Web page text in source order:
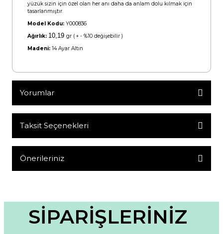
yüzük sizin için özel olan her anı daha da anlam dolu kılmak için
tasarlanmıştır.
Model Kodu: Y000836
Ağırlık: 10,19 gr ( + - %10 değişebilir )
Madeni: 14 Ayar Altın
Yorumlar
Bu ürüne ilk yorumu siz yapın!
Taksit Seçenekleri
Önerileriniz
Görüş ve önerileriniz için teşekkür ederiz.
Ürün resmi kalitesiz, bozuk veya görüntülenemiyor.
SİPARİŞLERİNİZ